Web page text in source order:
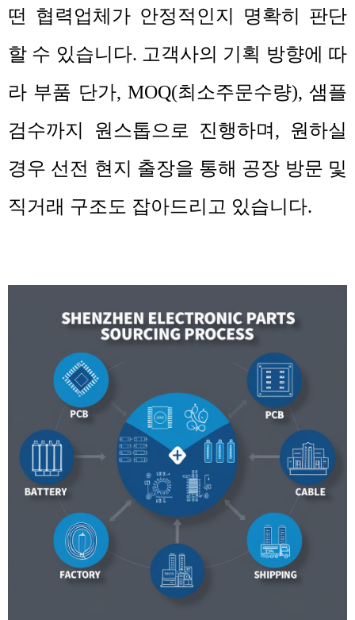
떤 협력업체가 안정적인지 명확히 판단
할 수 있습니다. 고객사의 기획 방향에 따
라 부품 단가, MOQ(최소주문수량), 샘플
검수까지 원스톱으로 진행하며 , 원하실
경우 선전 현지 출장을 통해 공장 방문 및
직거래 구조도 잡아드리고 있습니다.